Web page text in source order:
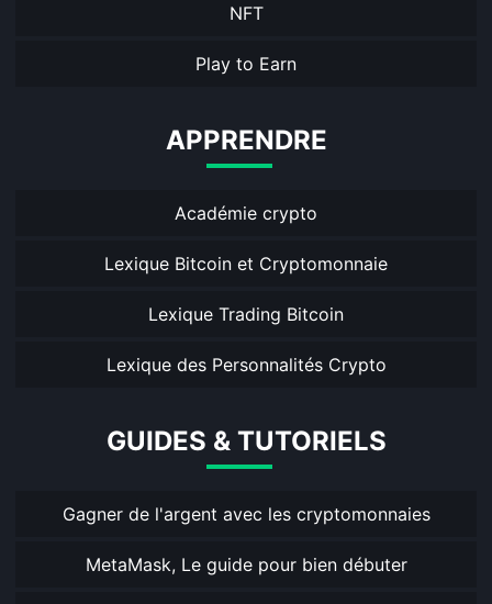
NFT
Play to Earn
APPRENDRE
Académie crypto
Lexique Bitcoin et Cryptomonnaie
Lexique Trading Bitcoin
Lexique des Personnalités Crypto
GUIDES & TUTORIELS
Gagner de l'argent avec les cryptomonnaies
MetaMask, Le guide pour bien débuter